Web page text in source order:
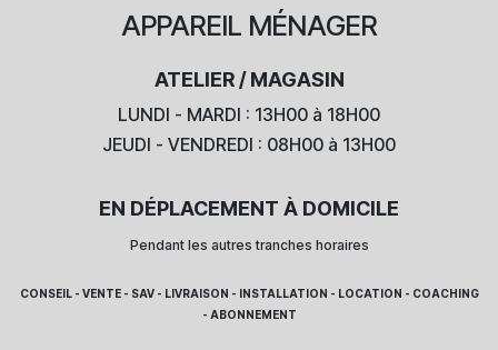
APPAREIL MÉNAGER
ATELIER / MAGASIN
LUNDI - MARDI : 13H00 à 18H00
JEUDI - VENDREDI : 08H00 à 13H00
EN DÉPLACEMENT À DOMICILE
Pendant les autres tranches horaires
CONSEIL - VENTE - SAV - LIVRAISON - INSTALLATION - LOCATION - COACHING
- ABONNEMENT